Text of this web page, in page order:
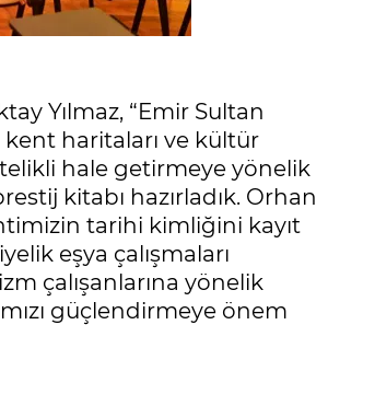
Yılmaz, “Emir Sultan
kent haritaları ve kültür
hale getirmeye yönelik
kitabı hazırladık. Orhan
tarihi kimliğini kayıt
eşya çalışmaları
çalışanlarına yönelik
güçlendirmeye önem